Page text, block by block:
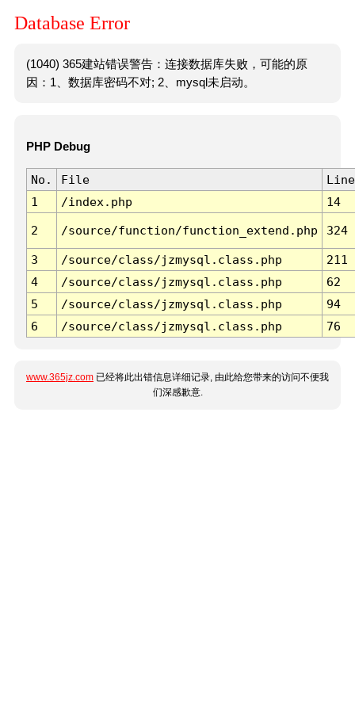
Database Error
(1040) 365建站错误警告：连接数据库失败，可能的原
因：1、数据库密码不对; 2、mysql未启动。
PHP Debug
No. File
Line
1
/index.php 14
2 /source/function/function_extend.php 324
3 /source/class/jzmysql.class.php
211
4
/source/class/jzmysql.class.php
62
5
/source/class/jzmysql.class.php
94
6
/source/class/jzmysql.class.php 76
www.365jz.com 已经将此出错信息详细记录, 由此给您带来的访问不便我
们深感歉意.